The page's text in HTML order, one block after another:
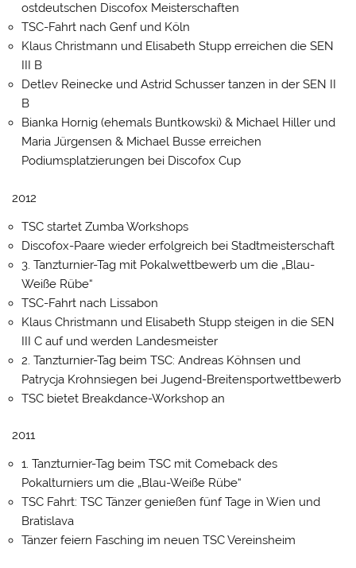
ostdeutschen Discofox Meisterschaften
TSC-Fahrt nach Genf und Köln
Klaus Christmann und Elisabeth Stupp erreichen die SEN
III B
Detlev Reinecke und Astrid Schusser tanzen in der SEN II
B
Bianka Hornig (ehemals Buntkowski) & Michael Hiller und
Maria Jürgensen & Michael Busse erreichen
Podiumsplatzierungen bei Discofox Cup
2012
TSC startet Zumba Workshops
Discofox-Paare wieder erfolgreich bei Stadtmeisterschaft
3. Tanzturnier-Tag mit Pokalwettbewerb um die „Blau-
Weiße Rübe“
TSC-Fahrt nach Lissabon
Klaus Christmann und Elisabeth Stupp steigen in die SEN
III C auf und werden Landesmeister
2. Tanzturnier-Tag beim TSC: Andreas Köhnsen und
Patrycja Krohnsiegen bei Jugend-Breitensportwettbewerb
TSC bietet Breakdance-Workshop an
2011
1. Tanzturnier-Tag beim TSC mit Comeback des
Pokalturniers um die „Blau-Weiße Rübe“
TSC Fahrt: TSC Tänzer genießen fünf Tage in Wien und
Bratislava
Tänzer feiern Fasching im neuen TSC Vereinsheim